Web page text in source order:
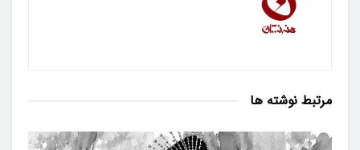
مرتبط نوشته ها